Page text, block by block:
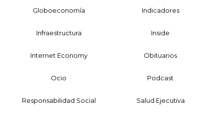
Globoeconomía Indicadores
Infraestructura Inside
Internet Economy Obituarios
Ocio Podcast
Responsabilidad Social Salud Ejecutiva